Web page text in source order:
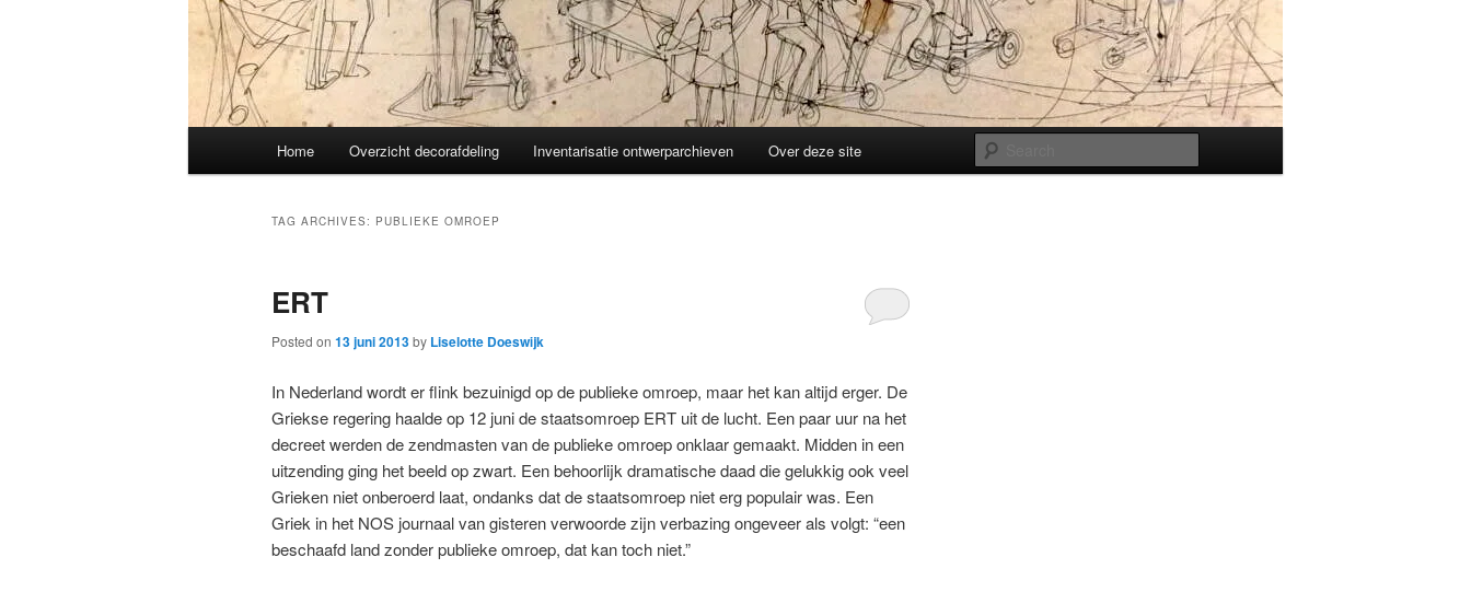
Home Overzicht decorafdeling Inventarisatie ontwerparchieven Over deze site
TAG ARCHIVES: PUBLIEKE OMROEP
ERT
Posted on 13 juni 2013by Liselotte Doeswijk
In Nederland wordt er flink bezuinigd op de publieke omroep, maar het kan altijd erger. De
Griekse regering haalde op 12 juni de staatsomroep ERT uit de lucht. Een paar uur na het
decreet werden de zendmasten van de publieke omroep onklaar gemaakt. Midden in een
uitzending ging het beeld op zwart. Een behoorlijk dramatische daad die gelukkig ook veel
Grieken niet onberoerd laat, ondanks dat de staatsomroep niet erg populair was. Een
Griek in het NOS journaal van gisteren verwoorde zijn verbazing ongeveer als volgt: “een
beschaafd land zonder publieke omroep, dat kan toch niet.”